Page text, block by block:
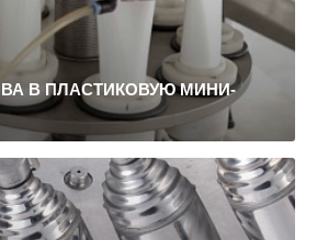
В ПЛАСТИКОВУЮ МИНИ-